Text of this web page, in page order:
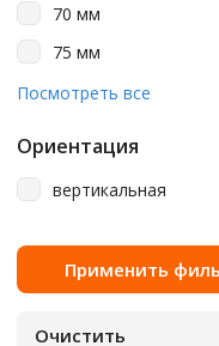
сиреневый
тёмно-зелёный
фиолетовый
черный матовый
шотландка
70 мм
75 мм
80 мм
Посмотреть все
Ориентация
вертикальная